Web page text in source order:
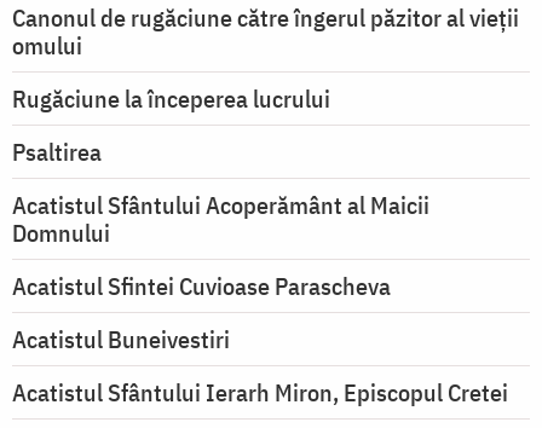
Canonul de rugăciune către îngerul păzitor al vieții
omului
Rugăciune la începerea lucrului
Psaltirea
Acatistul Sfântului Acoperământ al Maicii
Domnului
Acatistul Sfintei Cuvioase Parascheva
Acatistul Buneivestiri
Acatistul Sfântului Ierarh Miron, Episcopul Cretei